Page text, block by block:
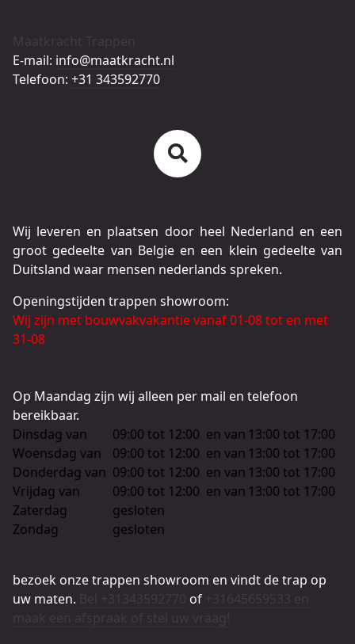
Maatkracht Trappen
E-mail: info@maatkracht.nl
Telefoon: +31 343592770
Wij leveren en plaatsen door heel Nederland en een
groot gedeelte van Belgie en een klein gedeelte van
Duitsland waar mensen nederlands spreken.
Openingstijden trappen showroom:
Wij zijn met bouwvakvakantie vanaf 01-08 tot en met
31-08
Op Maandag zijn wij alleen per mail en telefoon
bereikbaar.
Dinsdag van
09:00 tot 12:00 en van 13:00 tot 17:00
Woensdag van
09:00 tot 12:00 en van 13:00 tot 17:00
Donderdag van 09:00 tot 12:00 en van 13:00 tot 17:00
Vrijdag van
09:00 tot 12:00 en van 13:00 tot 17:00
Zaterdag
gesloten
Zondag
gesloten
bezoek onze trappen showroom en vindt de trap op
uw maten. Bel +31343592770 of +31645659533 en
maak een afspraak of stel uw vraag!